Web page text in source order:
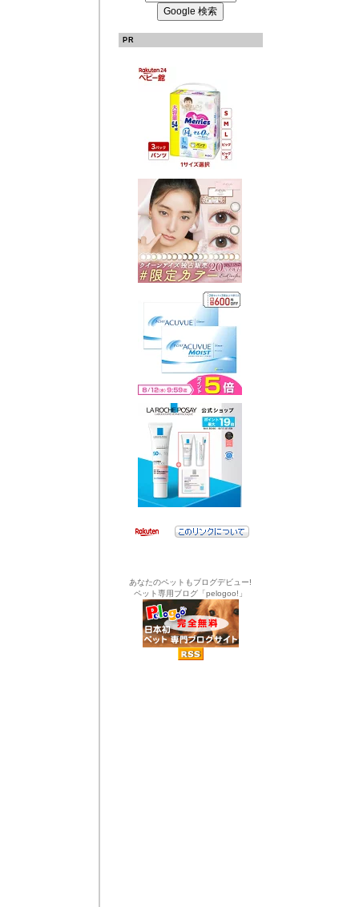
PR
あなたのペットもブログデビュー!
ペット専用ブログ「pelogoo!」